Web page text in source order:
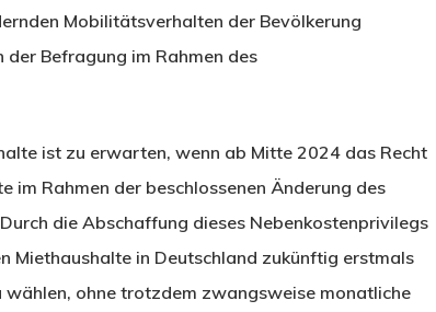
Mobilitätsverhalten der Bevölkerung
der Befragung im Rahmen des
ist zu erwarten, wenn ab Mitte 2024 das Recht
im Rahmen der beschlossenen Änderung des
die Abschaffung dieses Nebenkostenprivilegs
Miethaushalte in Deutschland zukünftig erstmals
ohne trotzdem zwangsweise monatliche